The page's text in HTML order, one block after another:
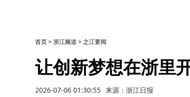
首页>浙江频道 > 之江要闻
让创新梦想在浙里
2026-07-06 01:30:55 来源：浙江日报